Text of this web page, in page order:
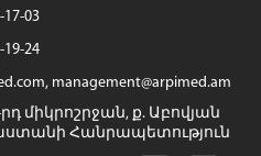
17-03
19-24
management@arpimed.am
րդ միկրոշրջան, ք. Աբովյան
Հանրապետություն